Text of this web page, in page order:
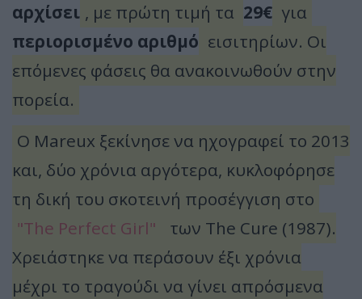
αρχίσει , με πρώτη τιμή τα 29€ για
περιορισμένο αριθμό εισιτηρίων. Οι
επόμενες φάσεις θα ανακοινωθούν στην
πορεία.
Ο Mareux ξεκίνησε να ηχογραφεί το 2013
και, δύο χρόνια αργότερα, κυκλοφόρησε
τη δική του σκοτεινή προσέγγιση στο
"The Perfect Girl"
των The Cure (1987).
Χρειάστηκε να περάσουν έξι χρόνια
μέχρι το τραγούδι να γίνει απρόσμενα